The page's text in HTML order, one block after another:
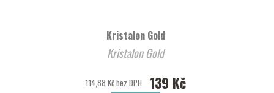
Kristalon Gold
Kristalon Gold
114,88 Kč bez DPH 139 Kč